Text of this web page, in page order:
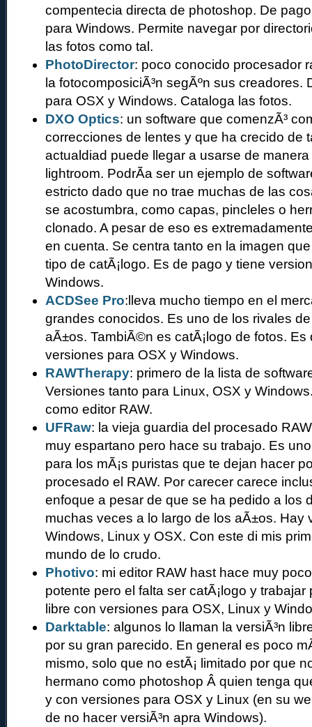
compentecia directa de photoshop. De
para Windows. Permite navegar por
las fotos como tal.
PhotoDirector: poco conocido procesador
la fotocomposiciÃ³n segÃºn sus creadores.
para OSX y Windows. Cataloga las fotos.
DXO Optics: un software que comenzÃ³
correcciones de lentes y que ha crecido de
actualdiad puede llegar a usarse de
lightroom. PodrÃ­a ser un ejemplo de
estricto dado que no trae muchas de las
se acostumbra, como capas, pincleles o
clonado. A pesar de eso es
en cuenta. Se centra tanto en la imagen
tipo de catÃ¡logo. Es de pago y tiene
Windows.
ACDSee Pro:lleva mucho tiempo en el
grandes conocidos. Es uno de los rivales
aÃ±os. TambiÃ©n es catÃ¡logo de fotos.
versiones para OSX y Windows.
RAWTherapy: primero de la lista de
Versiones tanto para Linux, OSX y
como editor RAW.
UFRaw: la vieja guardia del procesado
muy espartano pero hace su trabajo. Es
para los mÃ¡s puristas que te dejan hacer
procesado el RAW. Por carecer carece
enfoque a pesar de que se ha pedido a los
muchas veces a lo largo de los aÃ±os. Hay
Windows, Linux y OSX. Con este di mis
mundo de lo crudo.
Photivo: mi editor RAW hast hace muy
potente pero el falta ser catÃ¡logo y
libre con versiones para OSX, Linux y
Darktable: algunos lo llaman la versiÃ³n
por su gran parecido. En general es poco
mismo, solo que no estÃ¡ limitado por que
hermano como photoshop Â quien tenga
y con versiones para OSX y Linux (en su
de no hacer versiÃ³n apra Windows).